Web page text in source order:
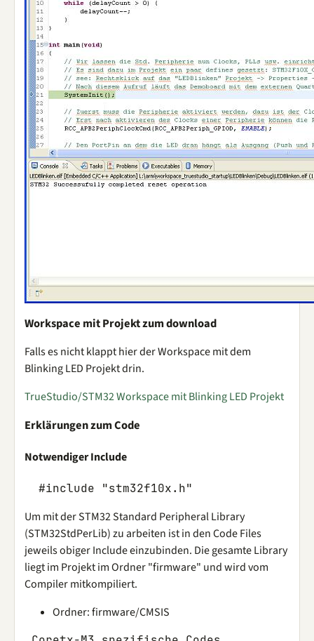
Workspace mit Projekt zum download
Falls es nicht klappt hier der Workspace mit dem
Blinking LED Projekt drin.
TrueStudio/STM32 Workspace mit Blinking LED Projekt
Erklärungen zum Code
Notwendiger Include
#include "stm32f10x.h"
Um mit der STM32 Standard Peripheral Library
(STM32StdPerLib) zu arbeiten ist in den Code Files
jeweils obiger Include einzubinden. Die gesamte Library
liegt im Projekt im Ordner "firmware" und wird vom
Compiler mitkompiliert.
Ordner: firmware/CMSIS